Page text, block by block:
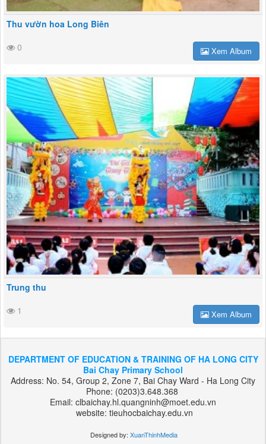
Thu vườn hoa Long Biên
0
Xem Album
Trung thu
1
Xem Album
DEPARTMENT OF EDUCATION & TRAINING OF HA LONG CITY
Bai Chay Primary School
Address: No. 54, Group 2, Zone 7, Bai Chay Ward - Ha Long City
Phone: (0203)3.648.368
Email: clbaichay.hl.quangninh@moet.edu.vn
website: tieuhocbaichay.edu.vn
Designed by: XuanThinhMedia